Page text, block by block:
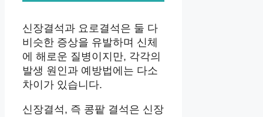
신장결석과 요로결석은 둘 다
비슷한 증상을 유발하며 신체
에 해로운 질병이지만, 각각의
발생 원인과 예방법에는 다소
차이가 있습니다.
신장결석, 즉 콩팥 결석은 신장